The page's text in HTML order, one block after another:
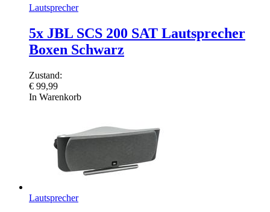
Lautsprecher
5x JBL SCS 200 SAT Lautsprecher
Boxen Schwarz
Zustand:
€ 99,99
In Warenkorb
Lautsprecher